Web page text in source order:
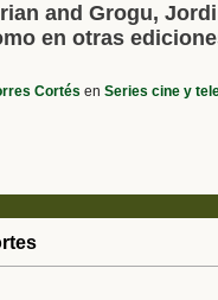
and Grogu,
en otras
Cortés en Series cine y